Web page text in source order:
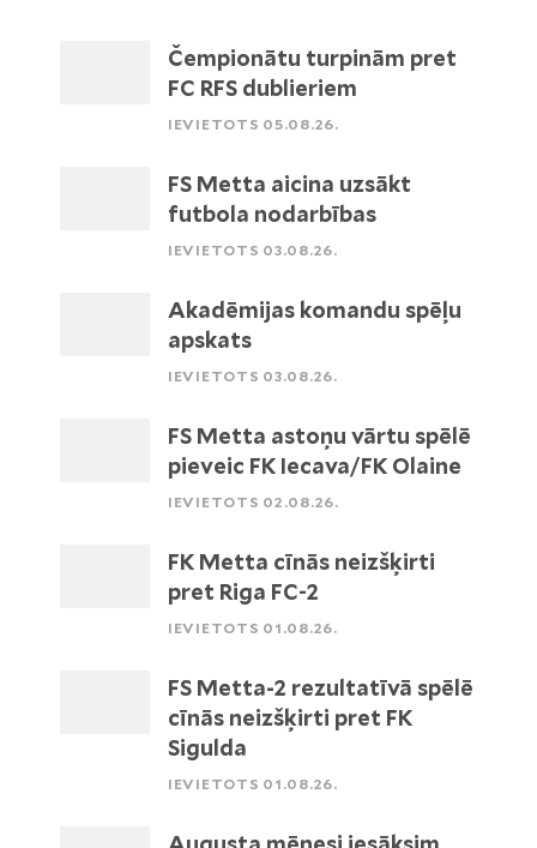
Čempionātu turpinām pret
FC RFS dublieriem
IEVIETOTS 05.08.26.
FS Metta aicina uzsākt
futbola nodarbības
IEVIETOTS 03.08.26.
Akadēmijas komandu spēļu
apskats
IEVIETOTS 03.08.26.
FS Metta astoņu vārtu spēlē
pieveic FK Iecava/FK Olaine
IEVIETOTS 02.08.26.
FK Metta cīnās neizšķirti
pret Riga FC-2
IEVIETOTS 01.08.26.
FS Metta-2 rezultatīvā spēlē
cīnās neizšķirti pret FK
Sigulda
IEVIETOTS 01.08.26.